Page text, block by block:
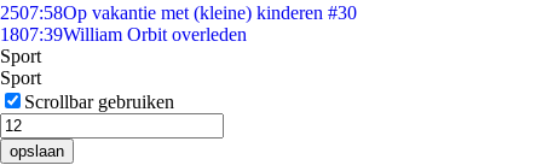
2507:58Op vakantie met (kleine) kinderen #30
1807:39William Orbit overleden
Sport
Sport
Scrollbar gebruiken
opslaan